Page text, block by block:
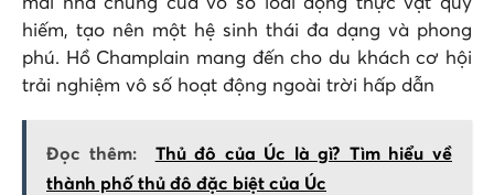
mái nhà chung của vô số loài động thực vật quý
hiếm, tạo nên một hệ sinh thái đa dạng và phong
phú. Hồ Champlain mang đến cho du khách cơ hội
trải nghiệm vô số hoạt động ngoài trời hấp dẫn
Đọc thêm:
Thủ đô của Úc là gì? Tìm hiểu về
thành phố thủ đô đặc biệt của Úc